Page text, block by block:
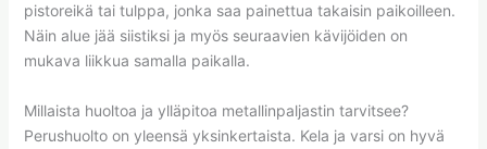
pistoreikä tai tulppa, jonka saa painettua takaisin paikoilleen.
Näin alue jää siistiksi ja myös seuraavien kävijöiden on
mukava liikkua samalla paikalla.
Millaista huoltoa ja ylläpitoa metallinpaljastin tarvitsee?
Perushuolto on yleensä yksinkertaista. Kela ja varsi on hyvä